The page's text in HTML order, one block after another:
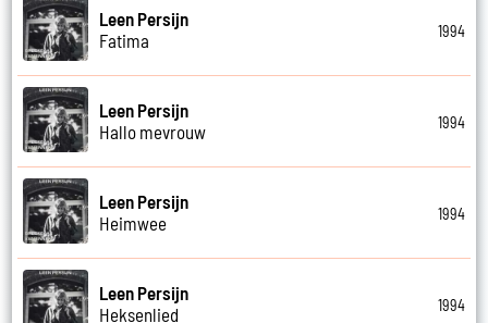
Leen Persijn
Fatima
1994
Leen Persijn
Hallo mevrouw
1994
Leen Persijn
Heimwee
1994
Leen Persijn
Heksenlied
1994